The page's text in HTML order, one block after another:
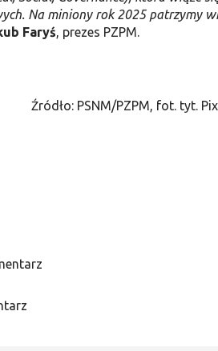
Na miniony rok 2025 patrzymy
Faryś, prezes PZPM.
Źródło: PSNM/PZPM, fot. tyt.